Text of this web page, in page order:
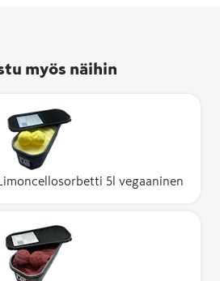
myös näihin
5l vegaaninen